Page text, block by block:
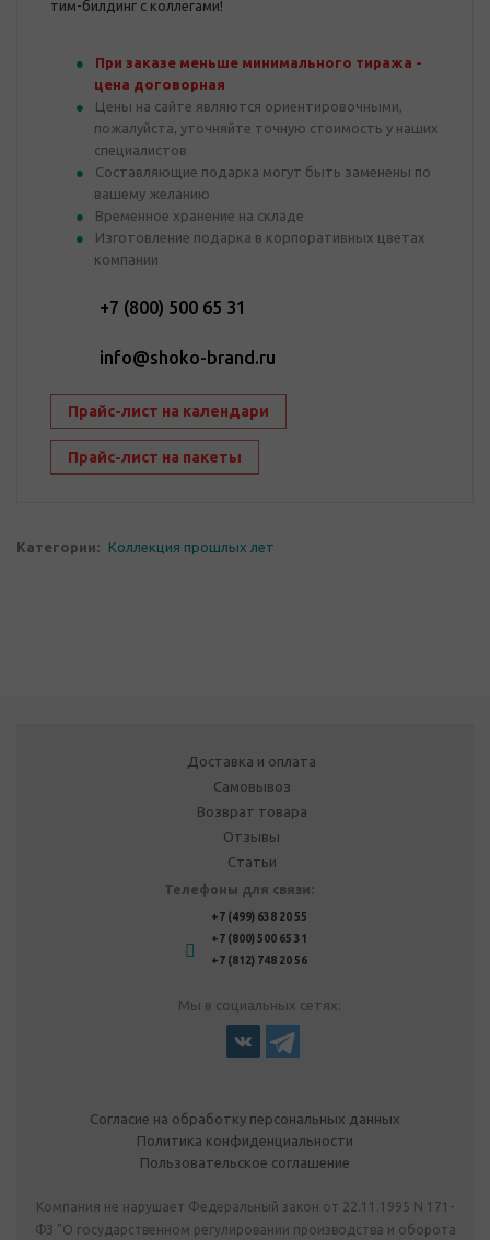
тим-билдинг с коллегами!
При заказе меньше минимального тиража -
цена договорная
Цены на сайте являются ориентировочными,
пожалуйста, уточняйте точную стоимость у наших
специалистов
Составляющие подарка могут быть заменены по
вашему желанию
Временное хранение на складе
Изготовление подарка в корпоративных цветах
компании
+7 (800) 500 65 31
info@shoko-brand.ru
Прайс-лист на календари
Прайс-лист на пакеты
Категории: Коллекция прошлых лет
Доставка и оплата
Самовывоз
Возврат товара
Отзывы
Статьи
Телефоны для связи:
+7 (499) 638 20 55
+7 (800) 500 65 31
+7 (812) 748 20 56
Мы в социальных сетях:
Согласие на обработку персональных данных
Политика конфиденциальности
Пользовательское соглашение
Компания не нарушает Федеральный закон от 22.11.1995 N 171-
ФЗ "О государственном регулировании производства и оборота